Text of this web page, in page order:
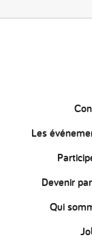
Les
Devenir
Qui